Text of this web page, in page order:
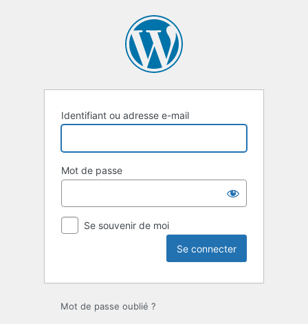
Identifiant ou adresse e-mail
Mot de passe
Se souvenir de moi
Mot de passe oublié ?